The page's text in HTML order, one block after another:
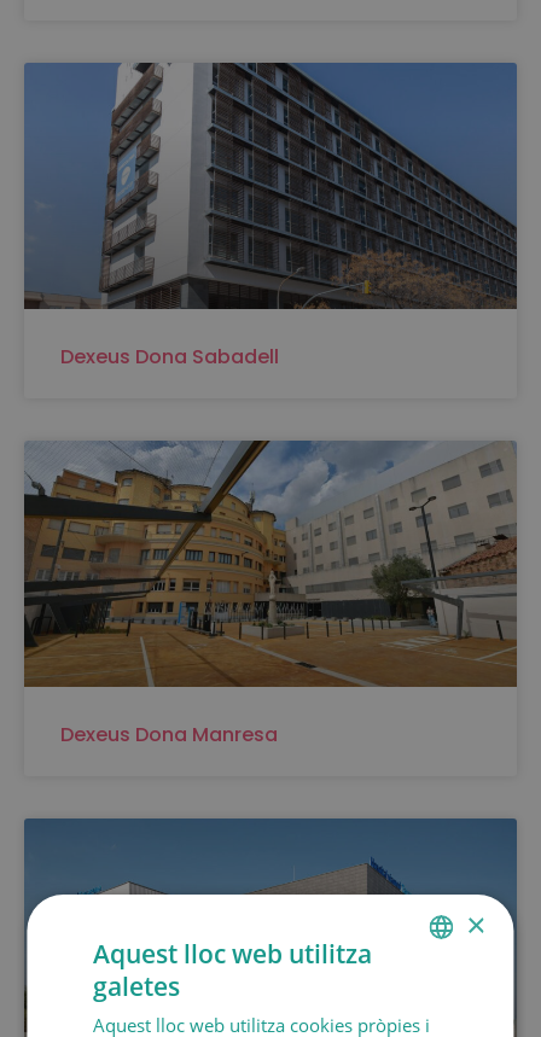
Dexeus Dona Sabadell
Dexeus Dona Manresa
CATALÀ
×
Aquest lloc web utilitza
galetes
Aquest lloc web utilitza cookies pròpies i